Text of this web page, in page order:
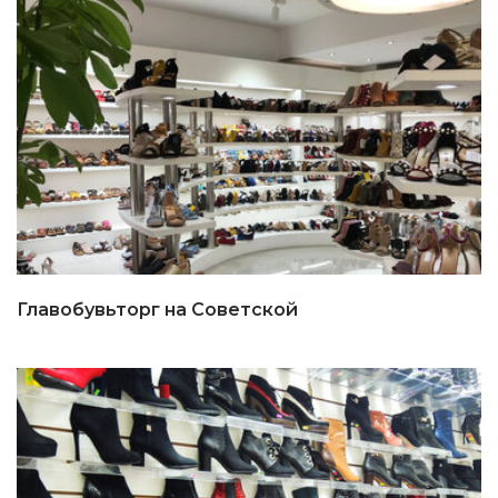
Главобувьторг на Советской